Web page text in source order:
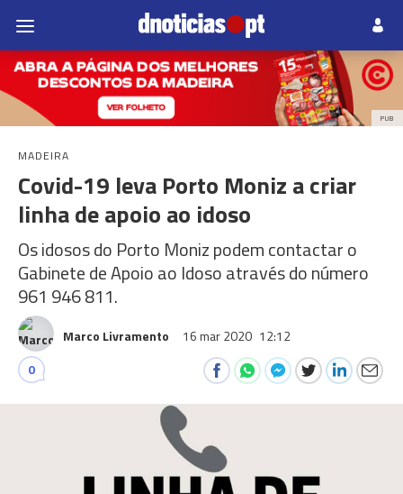
PUB
MADEIRA
Covid-19 leva Porto Moniz a criar
linha de apoio ao idoso
Os idosos do Porto Moniz podem contactar o
Gabinete de Apoio ao Idoso através do número
961 946 811.
Marco Livramento 16 mar 2020 12:12
0